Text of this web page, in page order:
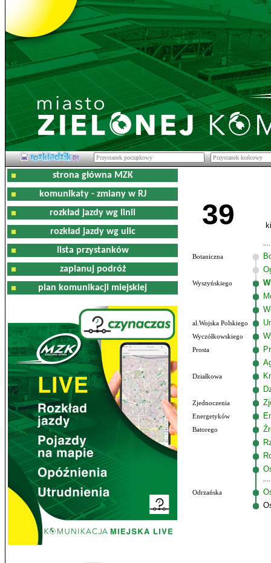
strona główna MZK
komunikaty - zmiany w RJ
rozkład jazdy wg linii
rozkład jazdy wg ulic
lista przystanków
zaplanuj podróż
plan komunikacji miejskiej
39
Botaniczna
Wyszyńskiego
al.Wojska Polskiego
Wyczółkowskiego
Prosta
Działkowa
Zjednoczenia
Energetyków
Batorego
Odrzańska